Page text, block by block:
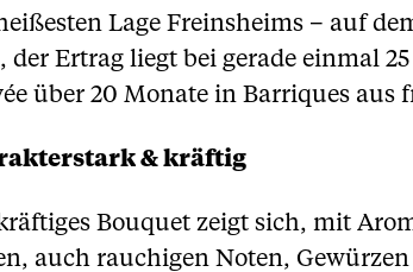
Lage Freinsheims – auf
der Ertrag liegt bei gerade einmal
über 20 Monate in Barriques aus
& kräftig
Bouquet zeigt sich, mit
auch rauchigen Noten,